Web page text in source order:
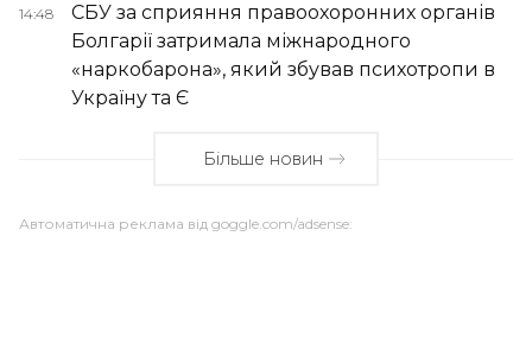
14:48
СБУ за сприяння правоохоронних органів
Болгарії затримала міжнародного
«наркобарона», який збував психотропи в
Україну та Є
Більше новин
Автоматична реклама від goggle.com/adsense: